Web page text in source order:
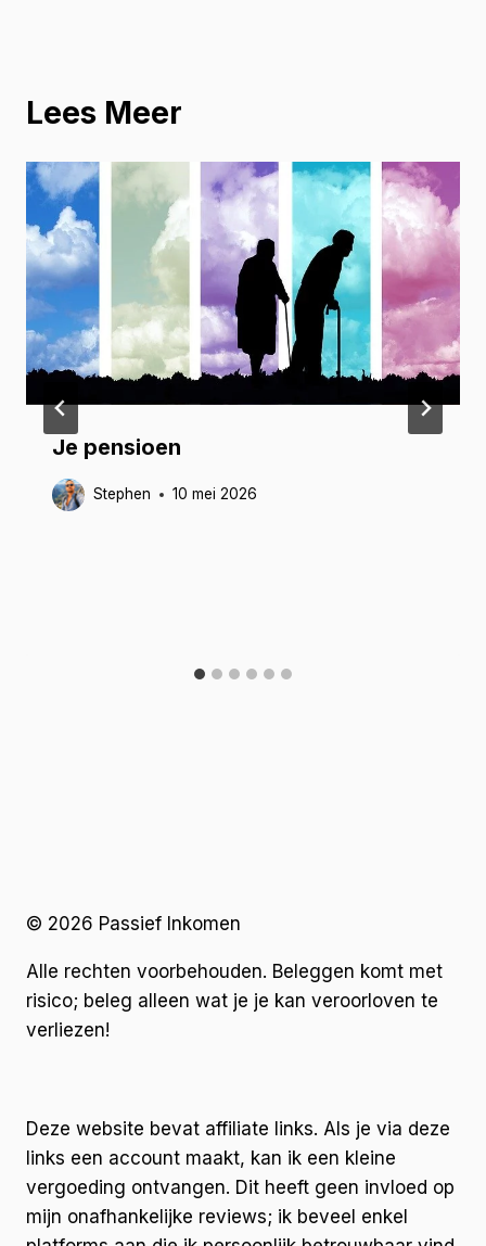
Lees Meer
Je pensioen
Stephen 10 mei 2026
© 2026 Passief Inkomen
Alle rechten voorbehouden. Beleggen komt met
risico; beleg alleen wat je je kan veroorloven te
verliezen!
Deze website bevat affiliate links. Als je via deze
links een account maakt, kan ik een kleine
vergoeding ontvangen. Dit heeft geen invloed op
mijn onafhankelijke reviews; ik beveel enkel